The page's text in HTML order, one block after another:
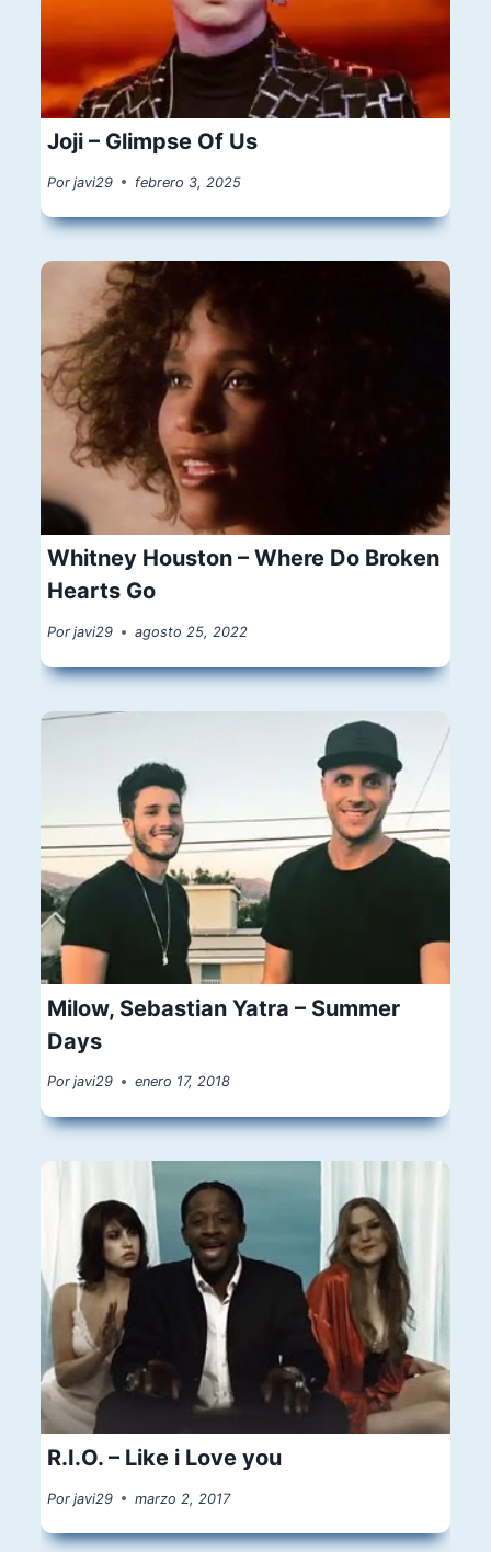
Joji – Glimpse Of Us
Por javi29 febrero 3, 2025
Whitney Houston – Where Do Broken
Hearts Go
Por javi29 agosto 25, 2022
Milow, Sebastian Yatra – Summer
Days
Por javi29 enero 17, 2018
R.I.O. – Like i Love you
Por javi29 marzo 2, 2017